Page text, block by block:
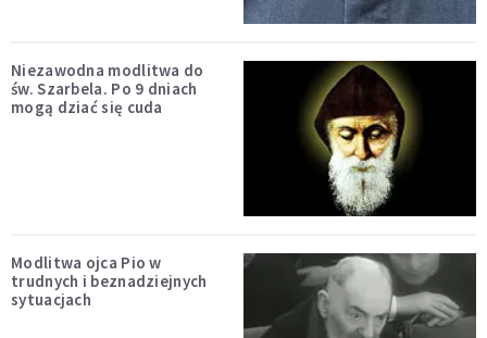
Niezawodna modlitwa do
św. Szarbela. Po 9 dniach
mogą dziać się cuda
Modlitwa ojca Pio w
trudnych i beznadziejnych
sytuacjach